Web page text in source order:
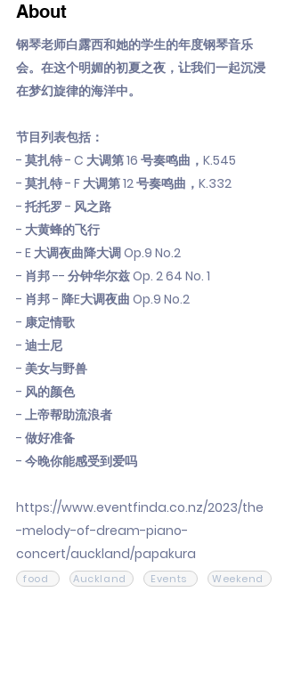
About
钢琴老师白露西和她的学生的年度钢琴音乐
会。在这个明媚的初夏之夜，让我们一起沉浸
在梦幻旋律的海洋中。
节目列表包括：
- 莫扎特 - C 大调第 16 号奏鸣曲，K.545
- 莫扎特 - F 大调第 12 号奏鸣曲，K.332
- 托托罗 - 风之路
- 大黄蜂的飞行
- E 大调夜曲降大调 Op.9 No.2
- 肖邦 -- 分钟华尔兹 Op. 2 64 No. 1
- 肖邦 - 降E大调夜曲 Op.9 No.2
- 康定情歌
- 迪士尼
- 美女与野兽
- 风的颜色
- 上帝帮助流浪者
- 做好准备
- 今晚你能感受到爱吗
https://www.eventfinda.co.nz/2023/the
-melody-of-dream-piano-
concert/auckland/papakura
food Auckland Events Weekend